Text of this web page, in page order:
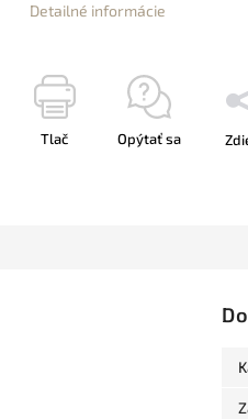
Detailné informácie
Tlač Opýtať sa